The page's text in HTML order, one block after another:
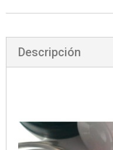
Descripción